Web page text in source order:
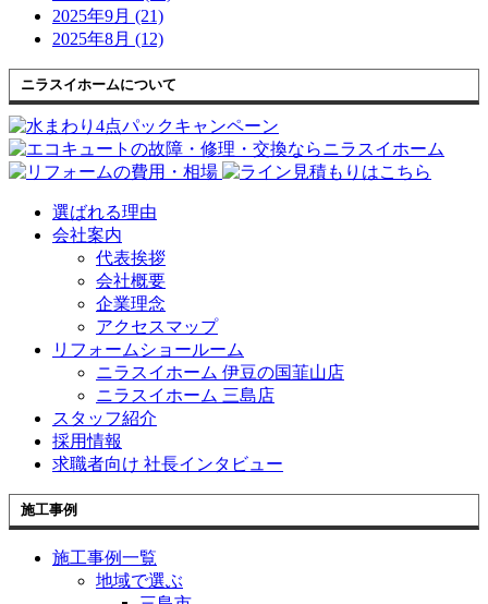
2025年9月 (21)
2025年8月 (12)
ニラスイホームについて
選ばれる理由
会社案内
代表挨拶
会社概要
企業理念
アクセスマップ
リフォームショールーム
ニラスイホーム 伊豆の国韮山店
ニラスイホーム 三島店
スタッフ紹介
採用情報
求職者向け 社長インタビュー
施工事例
施工事例一覧
地域で選ぶ